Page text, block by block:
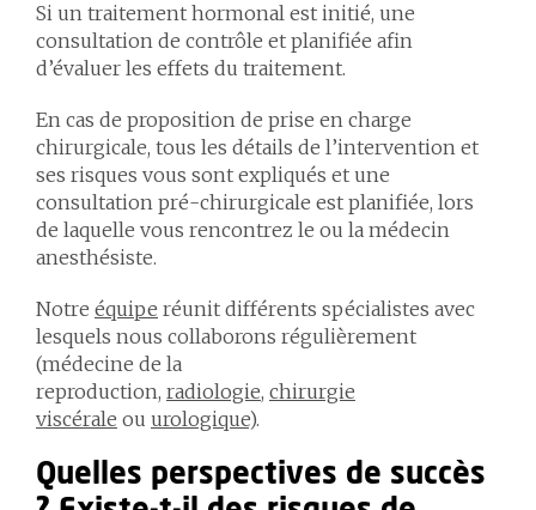
Si un traitement hormonal est initié, une
consultation de contrôle et planifiée afin
d’évaluer les effets du traitement.
En cas de proposition de prise en charge
chirurgicale, tous les détails de l’intervention et
ses risques vous sont expliqués et une
consultation pré-chirurgicale est planifiée, lors
de laquelle vous rencontrez le ou la médecin
anesthésiste.
Notre équipe réunit différents spécialistes avec
lesquels nous collaborons régulièrement
(médecine de la
reproduction, radiologie, chirurgie
viscérale ou urologique).
Quelles perspectives de succès